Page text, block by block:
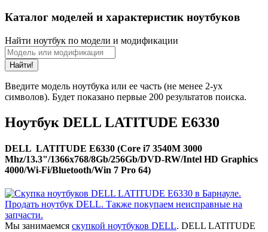
Каталог моделей и характеристик ноутбуков
Найти ноутбук по модели и модификации
Найти!
Введите модель ноутбука или ее часть (не менее 2-ух
символов). Будет показано первые 200 результатов поиска.
Ноутбук DELL LATITUDE E6330
DELL LATITUDE E6330 (Core i7 3540M 3000
Mhz/13.3"/1366x768/8Gb/256Gb/DVD-RW/Intel HD Graphics
4000/Wi-Fi/Bluetooth/Win 7 Pro 64)
Мы занимаемся скупкой ноутбуков DELL. DELL LATITUDE